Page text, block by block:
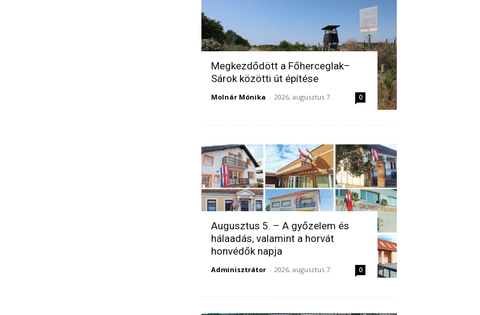
Megkezdődött a Főherceglak–
Sárok közötti út építése
Molnár Mónika - 2026, augusztus 7. 0
Augusztus 5. – A győzelem és
hálaadás, valamint a horvát
honvédők napja
Adminisztrátor - 2026, augusztus 7. 0